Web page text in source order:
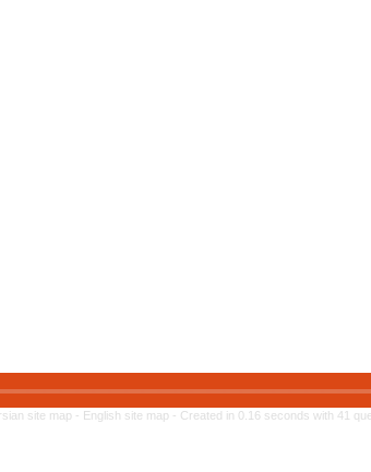
site map - English site map - Created in 0.16 seconds with 41